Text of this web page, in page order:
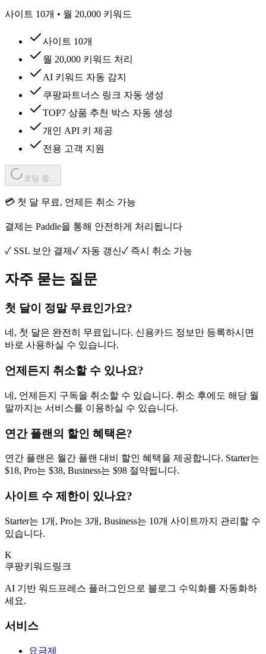
사이트 10개 • 월 20,000 키워드
사이트 10개
월 20,000 키워드 처리
AI 키워드 자동 감지
쿠팡파트너스 링크 자동 생성
TOP7 상품 추천 박스 자동 생성
개인 API 키 제공
전용 고객 지원
로딩 중...
💳 첫 달 무료, 언제든 취소 가능
결제는 Paddle을 통해 안전하게 처리됩니다
✓ SSL 보안 결제 ✓ 자동 갱신✓ 즉시 취소 가능
자주 묻는 질문
첫 달이 정말 무료인가요?
네, 첫 달은 완전히 무료입니다. 신용카드 정보만 등록하시면
바로 사용하실 수 있습니다.
언제든지 취소할 수 있나요?
네, 언제든지 구독을 취소할 수 있습니다. 취소 후에도 해당 월
말까지는 서비스를 이용하실 수 있습니다.
연간 플랜의 할인 혜택은?
연간 플랜은 월간 플랜 대비 할인 혜택을 제공합니다. Starter는
$18, Pro는 $38, Business는 $98 절약됩니다.
사이트 수 제한이 있나요?
Starter는 1개, Pro는 3개, Business는 10개 사이트까지 관리할 수
있습니다.
K
쿠팡키워드링크
AI 기반 워드프레스 플러그인으로 블로그 수익화를 자동화하
세요.
서비스
요금제